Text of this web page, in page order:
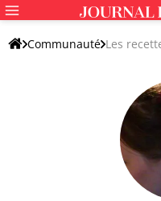
Communauté Les